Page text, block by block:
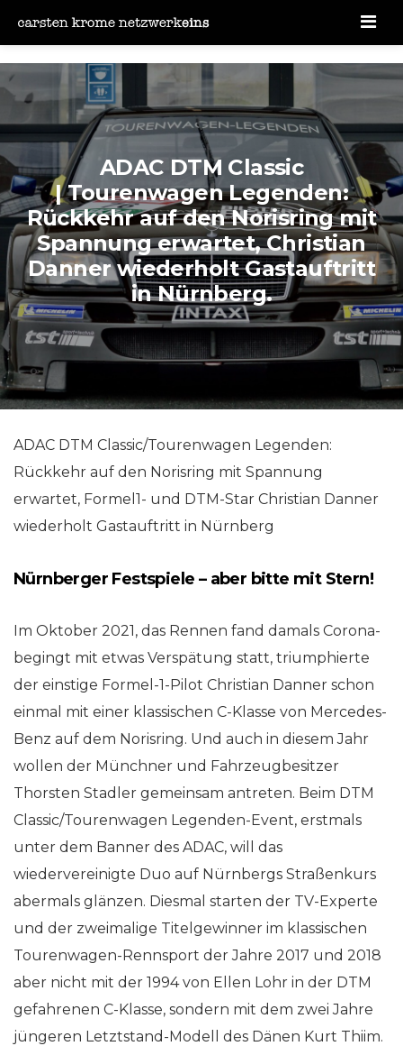
ADAC DTM Classic
| Tourenwagen Legenden:
Rückkehr auf den Norisring mit
Spannung erwartet, Christian
Danner wiederholt Gastauftritt
in Nürnberg.
ADAC DTM Classic/Tourenwagen Legenden:
Rückkehr auf den Norisring mit Spannung
erwartet, Formel1- und DTM-Star Christian Danner
wiederholt Gastauftritt in Nürnberg
Nürnberger Festspiele – aber bitte mit Stern!
Im Oktober 2021, das Rennen fand damals Corona-
begingt mit etwas Verspätung statt, triumphierte
der einstige Formel-1-Pilot Christian Danner schon
einmal mit einer klassischen C-Klasse von Mercedes-
Benz auf dem Norisring. Und auch in diesem Jahr
wollen der Münchner und Fahrzeugbesitzer
Thorsten Stadler gemeinsam antreten. Beim DTM
Classic/Tourenwagen Legenden-Event, erstmals
unter dem Banner des ADAC, will das
wiedervereinigte Duo auf Nürnbergs Straßenkurs
abermals glänzen. Diesmal starten der TV-Experte
und der zweimalige Titelgewinner im klassischen
Tourenwagen-Rennsport der Jahre 2017 und 2018
aber nicht mit der 1994 von Ellen Lohr in der DTM
gefahrenen C-Klasse, sondern mit dem zwei Jahre
jüngeren Letztstand-Modell des Dänen Kurt Thiim.